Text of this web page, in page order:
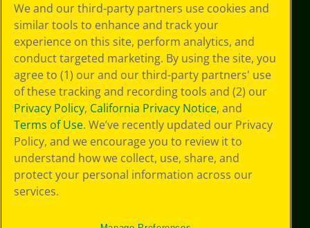
de privacidad
Política de
privacidad
Términos de SMS
GDPR
Aviso de
privacidad de CA
Cookie
Preferences
Condiciones de
uso
Accesibilidad web
Mapa del sitio
We and our third-party partners use cookies and
similar tools to enhance and track your
experience on this site, perform analytics, and
conduct targeted marketing. By using the site, you
agree to (1) our and our third-party partners' use
of these tracking and recording tools and (2) our
Privacy Policy, California Privacy Notice, and
Terms of Use. We’ve recently updated our Privacy
Policy, and we encourage you to review it to
understand how we collect, use, share, and
protect your personal information across our
services.